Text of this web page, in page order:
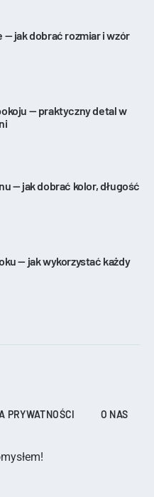
— jak dobrać rozmiar i wzór
— praktyczny detal w
— jak dobrać kolor, długość
— jak wykorzystać każdy
PRYWATNOŚCI
O NAS